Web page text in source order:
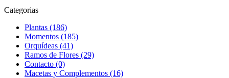
Categorias
Plantas (186)
Momentos (185)
Orquídeas (41)
Ramos de Flores (29)
Contacto (0)
Macetas y Complementos (16)